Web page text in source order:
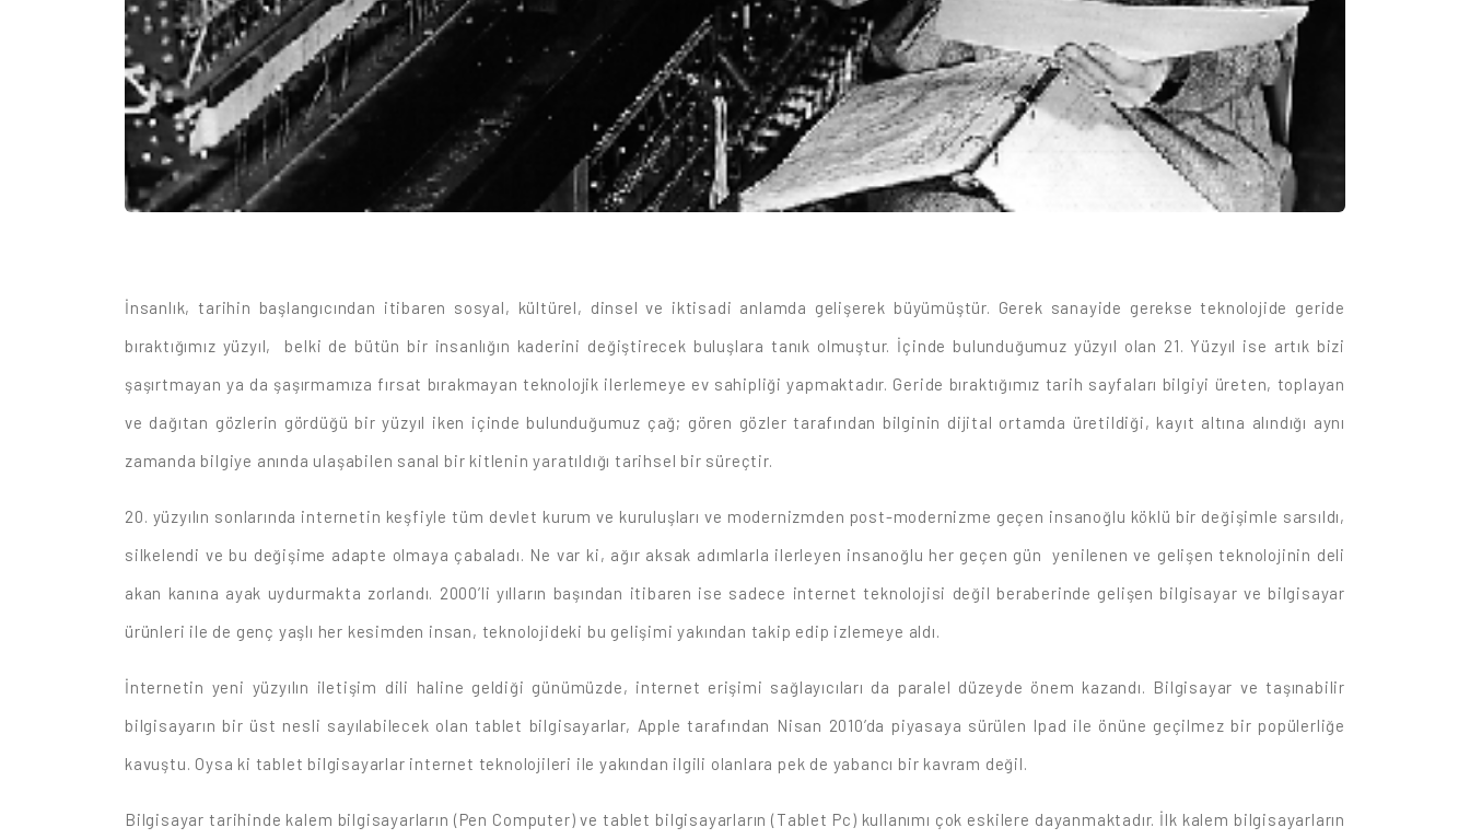
İnsanlık, tarihin başlangıcından itibaren sosyal, kültürel, dinsel ve iktisadi anlamda gelişerek büyümüştür. Gerek sanayide gerekse teknolojide geride
bıraktığımız yüzyıl, belki de bütün bir insanlığın kaderini değiştirecek buluşlara tanık olmuştur. İçinde bulunduğumuz yüzyıl olan 21. Yüzyıl ise artık bizi
şaşırtmayan ya da şaşırmamıza fırsat bırakmayan teknolojik ilerlemeye ev sahipliği yapmaktadır. Geride bıraktığımız tarih sayfaları bilgiyi üreten, toplayan
ve dağıtan gözlerin gördüğü bir yüzyıl iken içinde bulunduğumuz çağ; gören gözler tarafından bilginin dijital ortamda üretildiği, kayıt altına alındığı aynı
zamanda bilgiye anında ulaşabilen sanal bir kitlenin yaratıldığı tarihsel bir süreçtir.
20. yüzyılın sonlarında internetin keşfiyle tüm devlet kurum ve kuruluşları ve modernizmden post-modernizme geçen insanoğlu köklü bir değişimle sarsıldı,
silkelendi ve bu değişime adapte olmaya çabaladı. Ne var ki, ağır aksak adımlarla ilerleyen insanoğlu her geçen gün yenilenen ve gelişen teknolojinin deli
akan kanına ayak uydurmakta zorlandı. 2000’li yılların başından itibaren ise sadece internet teknolojisi değil beraberinde gelişen bilgisayar ve bilgisayar
ürünleri ile de genç yaşlı her kesimden insan, teknolojideki bu gelişimi yakından takip edip izlemeye aldı.
İnternetin yeni yüzyılın iletişim dili haline geldiği günümüzde, internet erişimi sağlayıcıları da paralel düzeyde önem kazandı. Bilgisayar ve taşınabilir
bilgisayarın bir üst nesli sayılabilecek olan tablet bilgisayarlar, Apple tarafından Nisan 2010’da piyasaya sürülen Ipad ile önüne geçilmez bir popülerliğe
kavuştu. Oysa ki tablet bilgisayarlar internet teknolojileri ile yakından ilgili olanlara pek de yabancı bir kavram değil.
Bilgisayar tarihinde kalem bilgisayarların (Pen Computer) ve tablet bilgisayarların (Tablet Pc) kullanımı çok eskilere dayanmaktadır. İlk kalem bilgisayarların